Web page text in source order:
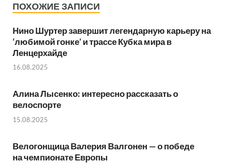
ПОХОЖИЕ ЗАПИСИ
Нино Шуртер завершит легендарную карьеру на
‘любимой гонке’ и трассе Кубка мира в
Ленцерхайде
16.08.2025
Алина Лысенко: интересно рассказать о
велоспорте
15.08.2025
Велогонщица Валерия Валгонен — о победе
на чемпионате Европы